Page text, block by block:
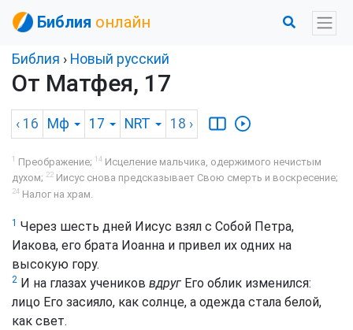
Библия онлайн
Библия › Новый русский
От Матфея, 17
‹ 16 Мф 17 NRT 18 ›
1 Преображение; 14 Исцеление мальчика, одержимого нечистым
духом; 22 Иисус снова предсказывает Свою смерть и воскресение;
24 Налог на храм.
1 Через шесть дней Иисус взял с Собой Петра,
Иакова, его брата Иоанна и привел их одних на
высокую гору.
2 И на глазах учеников вдруг Его облик изменился:
лицо Его засияло, как солнце, а одежда стала белой,
как свет.